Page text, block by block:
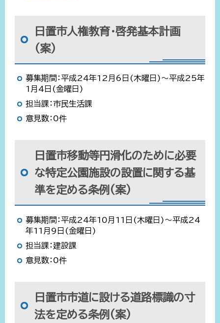
日置市人権教育・啓発基本計画
(案)
募集期間：平成24年12月6日(木曜日)～平成25年
1月4日(金曜日)
担当課：市民生活課
意見数：0件
日置市移動等円滑化のために必要
な特定公園施設の設置に関する基
準を定める条例(案)
募集期間：平成24年10月11日(木曜日)～平成24
年11月9日(金曜日)
担当課：建設課
意見数：0件
日置市市道に設ける道路標識の寸
法を定める条例(案)